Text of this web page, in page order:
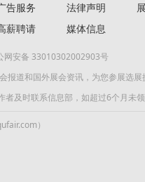
告服务
薪聘请
法律声明
媒体信息
网安备 33010302002903号
报道和国外展会资讯，为您参展选
及时联系信息部，如超过6个月未
）